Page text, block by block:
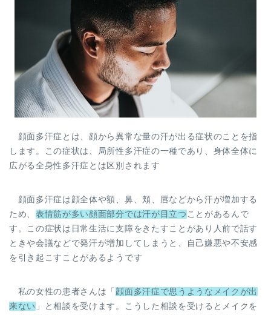
顔面多汗症とは、顔から異常な量の汗が出る症状のことを指
します。この症状は、局所性多汗症の一種であり、身体全体に
広がる全身性多汗症とは区別されます
顔面多汗症は顔全体や額、鼻、頬、唇などから汗が増加する
ため、表情筋が多い顔面部分では汗が目立つ ことがあるんで
す。この症状は日常生活に支障をきたすことがあり人前で話す
ときや会議などで発汗が増加してしまうと、自己嫌悪や不安感
を引き起こすことがあるようです
私の女性の患者さんは「 顔面多汗症で思うようなメイクが出
来ない 」と相談を受けます。こうした相談を受けるとメイクを